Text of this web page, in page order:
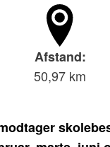
Afstand:
50,97 km